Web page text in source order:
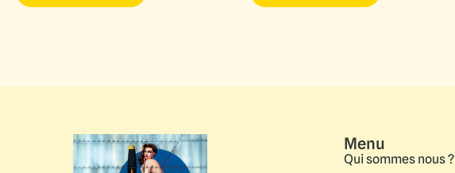
Menu
Qui sommes nous ?